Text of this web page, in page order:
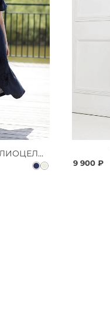
ПЛАТЬЕ ИЗ ЛЬНА И ЛИОЦЕЛЛА
9 900 ₽